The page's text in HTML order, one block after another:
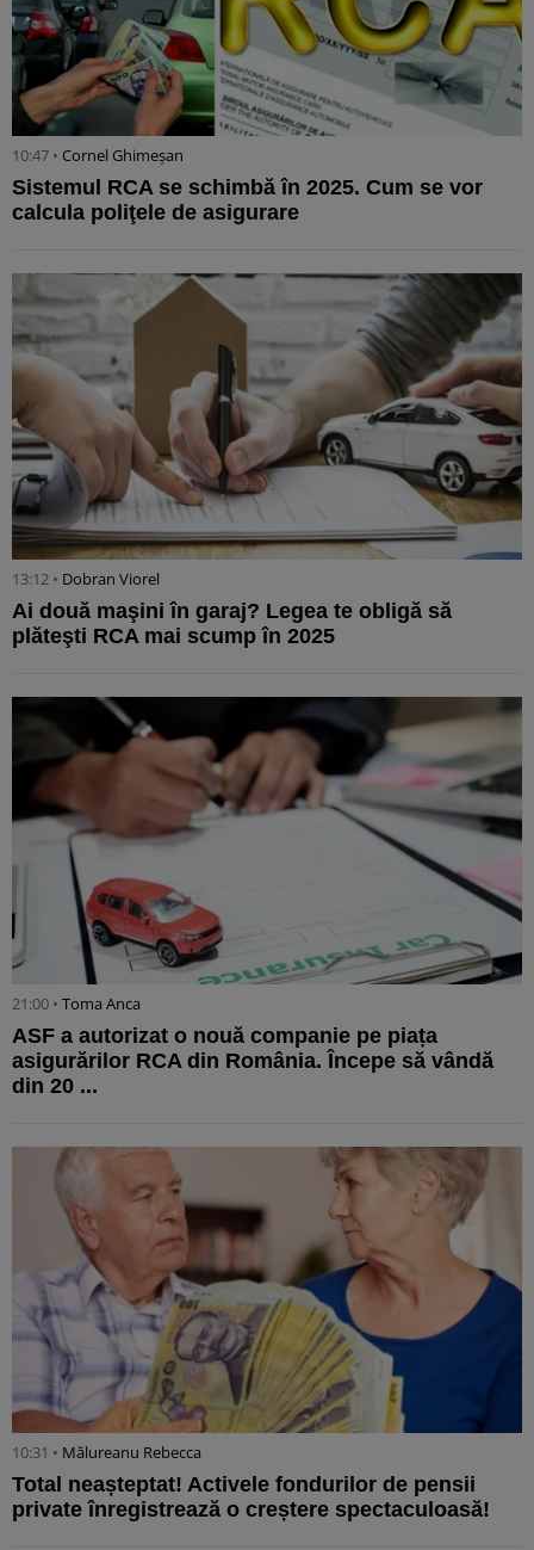
10:47 • Cornel Ghimeșan
Sistemul RCA se schimbă în 2025. Cum se vor
calcula poliţele de asigurare
13:12 • Dobran Viorel
Ai două maşini în garaj? Legea te obligă să
plăteşti RCA mai scump în 2025
21:00 • Toma Anca
ASF a autorizat o nouă companie pe piața
asigurărilor RCA din România. Începe să vândă
din 20 ...
10:31 • Mălureanu Rebecca
Total neașteptat! Activele fondurilor de pensii
private înregistrează o creștere spectaculoasă!